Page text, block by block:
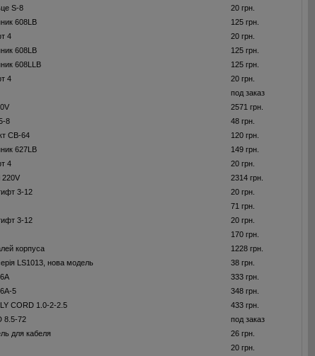
S-8
20 грн.
608LB
125 грн.
4
20 грн.
608LB
125 грн.
608LLB
125 грн.
4
20 грн.
под заказ
2571 грн.
8
48 грн.
CB-64
120 грн.
627LB
149 грн.
4
20 грн.
220V
2314 грн.
3-12
20 грн.
71 грн.
3-12
20 грн.
170 грн.
корпуса
1228 грн.
LS1013, нова модель
38 грн.
333 грн.
5
348 грн.
CORD 1.0-2-2.5
433 грн.
8.5-72
под заказ
для кабеля
26 грн.
20 грн.